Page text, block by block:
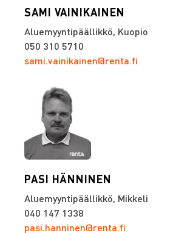
SAMI VAINIKAINEN
Aluemyyntipäällikkö, Kuopio
050 310 5710
sami.vainikainen@renta.fi
PASI HÄNNINEN
Aluemyyntipäällikkö, Mikkeli
040 147 1338
pasi.hanninen@renta.fi